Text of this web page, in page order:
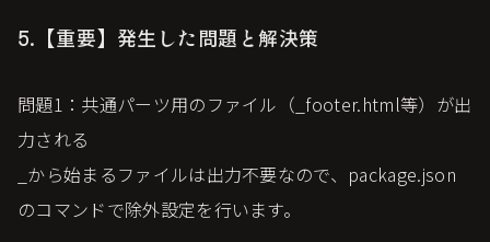
5.【重要】発生した問題と解決策
問題1：共通パーツ用のファイル（_footer.html等）が出
力される
_から始まるファイルは出力不要なので、package.json
のコマンドで除外設定を行います。